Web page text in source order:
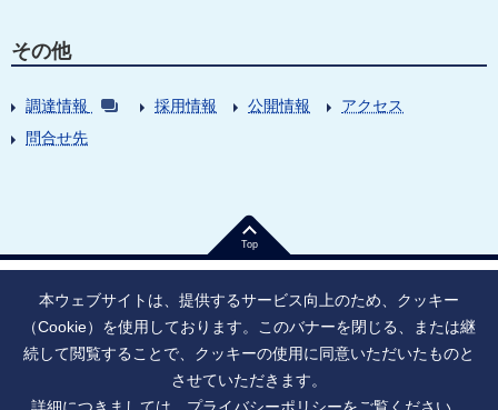
その他
調達情報 採用情報 公開情報
アクセス
問合せ先
Top
法人番号：9010005023796 東京都千代田区大手町1丁目7番1号
寄附のお願い
ご利用上の注意
本ウェブサイトは、提供するサービス向上のため、クッキー
（Cookie）を使用しております。このバナーを閉じる、または継
続して閲覧することで、クッキーの使用に同意いただいたものと
させていただきます。